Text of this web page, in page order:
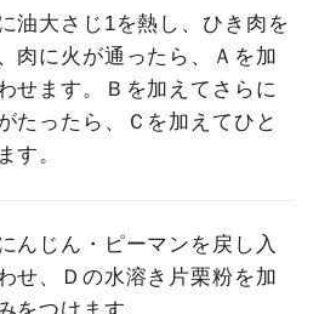
油大さじ1を熱し、ひき肉を
肉に火が通ったら、Ａを加
せます。Ｂを加えてさらに
たったら、Ｃを加えてひと
す。
んじん・ピーマンを戻し入
せ、Ｄの水溶き片栗粉を加